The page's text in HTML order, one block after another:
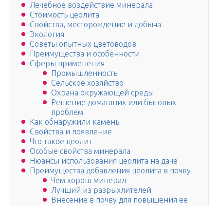
Лечебное воздействие минерала
Стоимость цеолита
Свойства, месторождение и добыча
Экология
Советы опытных цветоводов
Преимущества и особенности
Сферы применения
Промышленность
Сельское хозяйство
Охрана окружающей среды
Решение домашних или бытовых
проблем
Как обнаружили камень
Свойства и появление
Что такое цеолит
Особые свойства минерала
Нюансы использования цеолита на даче
Преимущества добавления цеолита в почву
Чем хорош минерал
Лучший из разрыхлителей
Внесение в почву для повышения ее